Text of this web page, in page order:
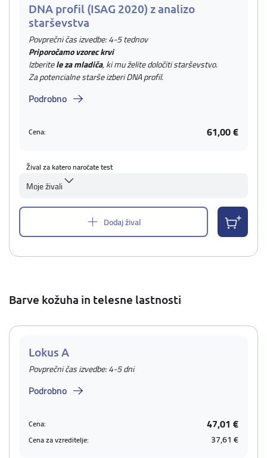
DNA profil (ISAG 2020) z analizo
starševstva
Povprečni čas izvedbe: 4-5 tednov
Priporočamo vzorec krvi
Izberitele za mladiča, ki mu želite določiti starševstvo.
Za potencialne starše izberi DNA profil.
Podrobno
Cena: 61,00 €
Žival za katero naročate test
Moje živali
Dodaj žival
Barve kožuha in telesne lastnosti
Lokus A
Povprečni čas izvedbe: 4-5 dni
Podrobno
Cena: 47,01 €
Cena za vzreditelje: 37,61 €